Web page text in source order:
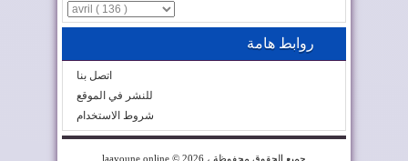
روابط هامة
اتصل بنا
للنشر في الموقع
شروط الاستخدام
laayoune online © 2026 ، جميع الحقوق محفوظة